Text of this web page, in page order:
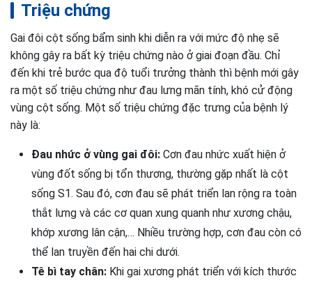
Triệu chứng
Gai đôi cột sống bẩm sinh khi diễn ra với mức độ nhẹ sẽ
không gây ra bất kỳ triệu chứng nào ở giai đoạn đầu. Chỉ
đến khi trẻ bước qua độ tuổi trưởng thành thì bệnh mới gây
ra một số triệu chứng như đau lưng mãn tính, khó cử động
vùng cột sống. Một số triệu chứng đặc trưng của bệnh lý
này là:
Đau nhức ở vùng gai đôi: Cơn đau nhức xuất hiện ở
vùng đốt sống bị tổn thương, thường gặp nhất là cột
sống S1. Sau đó, cơn đau sẽ phát triển lan rộng ra toàn
thắt lưng và các cơ quan xung quanh như xương chậu,
khớp xương lân cận,… Nhiều trường hợp, cơn đau còn có
thể lan truyền đến hai chi dưới.
Tê bì tay chân: Khi gai xương phát triển với kích thước